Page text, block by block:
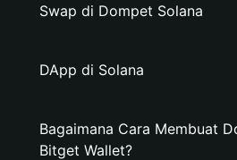
Swap di Dompet Solana
DApp di Solana
Bagaimana Cara Membuat
Bitget Wallet?